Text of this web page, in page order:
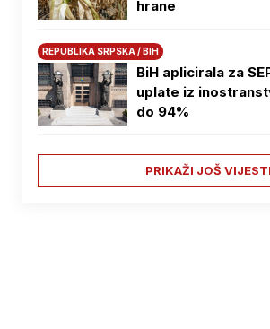
hrane
REPUBLIKA SRPSKA / BIH
BiH aplicirala za
uplate iz
do 94%
PRIKAŽI JOŠ VIJESTI